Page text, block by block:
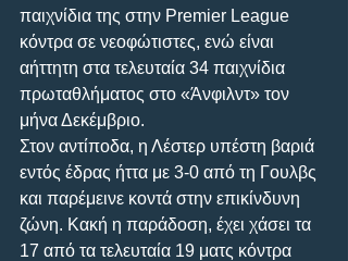
παιχνίδια της στην Premier League
κόντρα σε νεοφώτιστες, ενώ είναι
αήττητη στα τελευταία 34 παιχνίδια
πρωταθλήματος στο «Άνφιλντ» τον
μήνα Δεκέμβριο.
Στον αντίποδα, η Λέστερ υπέστη βαριά
εντός έδρας ήττα με 3-0 από τη Γουλβς
και παρέμεινε κοντά στην επικίνδυνη
ζώνη. Κακή η παράδοση, έχει χάσει τα
17 από τα τελευταία 19 ματς κόντρα